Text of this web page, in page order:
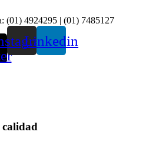
(01) 4924295 | (01) 7485127
Linkedin
calidad